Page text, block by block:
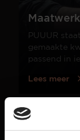
Maatwerk
PUUUR
gemaakte
passend in
Lees meer